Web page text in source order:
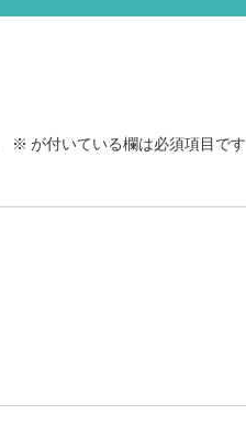
※ が付いている欄は必須項目です